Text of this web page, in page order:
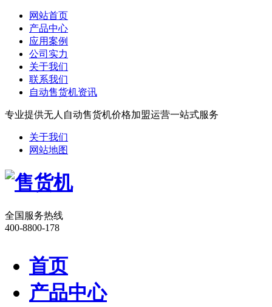
网站首页
产品中心
应用案例
公司实力
关于我们
联系我们
自动售货机资讯
专业提供无人自动售货机价格加盟运营一站式服务
关于我们
网站地图
全国服务热线
400-8800-178
首页
产品中心